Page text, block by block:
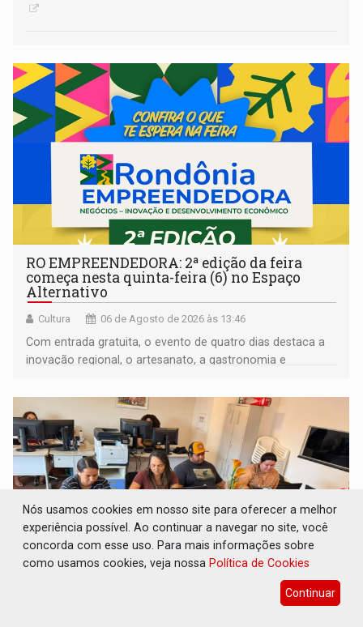
RO EMPREENDEDORA: 2ª edição da feira
começa nesta quinta-feira (6) no Espaço
Alternativo
Cultura 06 de Agosto de 2026 às 13:46
Com entrada gratuita, o evento de quatro dias destaca a
inovação regional, o artesanato, a gastronomia e
FORTALECIMENTO: Contratação de novos
servidores reforça equipes do Cad Único nos
Nós usamos cookies em nosso site para oferecer a melhor
experiência possível. Ao continuar a navegar no site, você
concorda com esse uso. Para mais informações sobre
como usamos cookies, veja nossa Política de Cookies
Continuar